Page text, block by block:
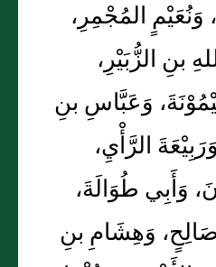
وَنُعَيْمٍ المُجْمِرِ،
بنِ الزُّبَيْرِ،
وَعَبَّاسِ بنِ
الرَّأْيِ،
وَأَبِي طُوَالَةَ،
وَهِشَامِ بنِ